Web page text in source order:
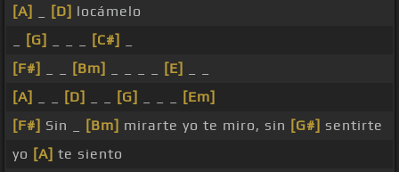
[A]
[D] locámelo
[G] [C#]
[F#]
[Bm] [E]
[A]
[D] [G]
[Em]
[F#] Sin _ [Bm] mirarte yo te miro, sin [G#] sentirte
yo [A] te siento